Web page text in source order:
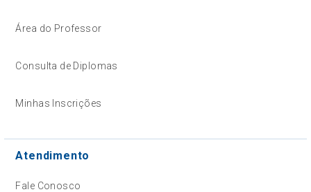
Área do Professor
Consulta de Diplomas
Minhas Inscrições
Atendimento
Fale Conosco